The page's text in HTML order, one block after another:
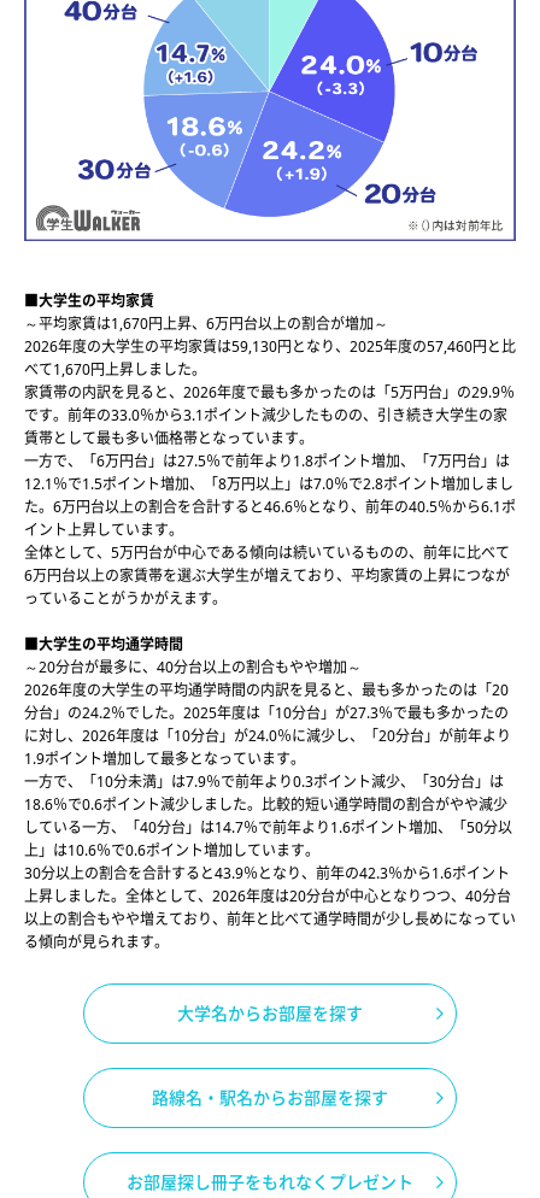
■大学生の平均家賃
～平均家賃は1,670円上昇、6万円台以上の割合が増加～
2026年度の大学生の平均家賃は59,130円となり、2025年度の57,460円と比
べて1,670円上昇しました。
家賃帯の内訳を見ると、2026年度で最も多かったのは「5万円台」の29.9％
です。前年の33.0％から3.1ポイント減少したものの、引き続き大学生の家
賃帯として最も多い価格帯となっています。
一方で、「6万円台」は27.5％で前年より1.8ポイント増加、「7万円台」は
12.1％で1.5ポイント増加、「8万円以上」は7.0％で2.8ポイント増加しまし
た。6万円台以上の割合を合計すると46.6％となり、前年の40.5％から6.1ポ
イント上昇しています。
全体として、5万円台が中心である傾向は続いているものの、前年に比べて
6万円台以上の家賃帯を選ぶ大学生が増えており、平均家賃の上昇につなが
っていることがうかがえます。
■大学生の平均通学時間
～20分台が最多に、40分台以上の割合もやや増加～
2026年度の大学生の平均通学時間の内訳を見ると、最も多かったのは「20
分台」の24.2％でした。2025年度は「10分台」が27.3％で最も多かったの
に対し、2026年度は「10分台」が24.0％に減少し、「20分台」が前年より
1.9ポイント増加して最多となっています。
一方で、「10分未満」は7.9％で前年より0.3ポイント減少、「30分台」は
18.6％で0.6ポイント減少しました。比較的短い通学時間の割合がやや減少
している一方、「40分台」は14.7％で前年より1.6ポイント増加、「50分以
上」は10.6％で0.6ポイント増加しています。
30分以上の割合を合計すると43.9％となり、前年の42.3％から1.6ポイント
上昇しました。全体として、2026年度は20分台が中心となりつつ、40分台
以上の割合もやや増えており、前年と比べて通学時間が少し長めになってい
る傾向が見られます。
大学名からお部屋を探す
路線名・駅名からお部屋を探す
お部屋探し冊子をもれなくプレゼント